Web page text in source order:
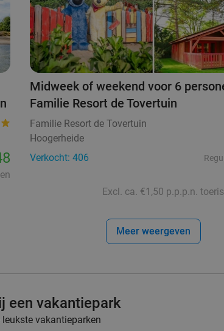
Midweek of weekend voor 6
Familie Resort de Tovertuin
Familie Resort de Tovertuin
Hoogerheide
Verkocht: 406
Excl. ca. €1,50 p.p.p.n.
Meer weergeven
een vakantiepark
vakantieparken